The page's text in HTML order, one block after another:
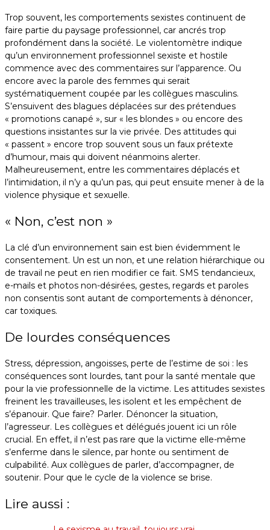
Trop souvent, les comportements sexistes continuent de
faire partie du paysage professionnel, car ancrés trop
profondément dans la société. Le violentomètre indique
qu’un environnement professionnel sexiste et hostile
commence avec des commentaires sur l’apparence. Ou
encore avec la parole des femmes qui serait
systématiquement coupée par les collègues masculins.
S’ensuivent des blagues déplacées sur des prétendues
« promotions canapé », sur « les blondes » ou encore des
questions insistantes sur la vie privée. Des attitudes qui
« passent » encore trop souvent sous un faux prétexte
d’humour, mais qui doivent néanmoins alerter.
Malheureusement, entre les commentaires déplacés et
l’intimidation, il n’y a qu’un pas, qui peut ensuite mener à de la
violence physique et sexuelle.
« Non, c’est non »
La clé d’un environnement sain est bien évidemment le
consentement. Un est un non, et une relation hiérarchique ou
de travail ne peut en rien modifier ce fait. SMS tendancieux,
e-mails et photos non-désirées, gestes, regards et paroles
non consentis sont autant de comportements à dénoncer,
car toxiques.
De lourdes conséquences
Stress, dépression, angoisses, perte de l’estime de soi : les
conséquences sont lourdes, tant pour la santé mentale que
pour la vie professionnelle de la victime. Les attitudes sexistes
freinent les travailleuses, les isolent et les empêchent de
s’épanouir. Que faire? Parler. Dénoncer la situation,
l’agresseur. Les collègues et délégués jouent ici un rôle
crucial. En effet, il n’est pas rare que la victime elle-même
s’enferme dans le silence, par honte ou sentiment de
culpabilité. Aux collègues de parler, d’accompagner, de
soutenir. Pour que le cycle de la violence se brise.
Lire aussi :